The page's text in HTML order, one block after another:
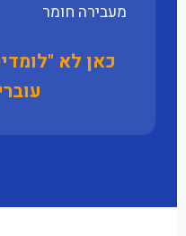
מעבירה חומר
כאן לא